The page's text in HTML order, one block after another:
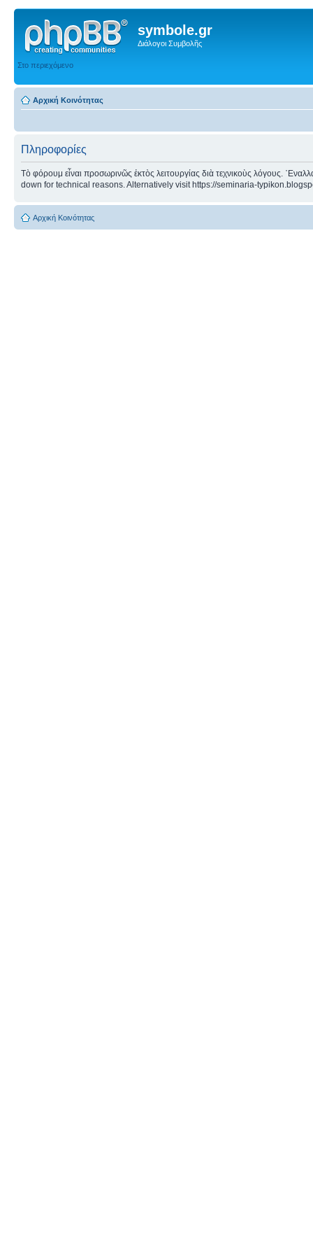
symbole.gr
Διάλογοι Συμβολῆς
Στο περιεχόμενο
Αρχική Κοινότητας
Πληροφορίες
Τὸ φόρουμ εἶναι προσωρινῶς ἐκτὸς λειτουργίας διὰ τεχνικοὺς λόγους.
down for technical reasons. Alternatively visit https://seminaria-
Αρχική Κοινότητας